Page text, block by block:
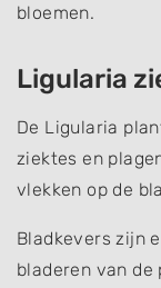
bloemen.
Ligularia
De Ligularia
ziektes en
vlekken op de
Bladkevers zijn
bladeren van